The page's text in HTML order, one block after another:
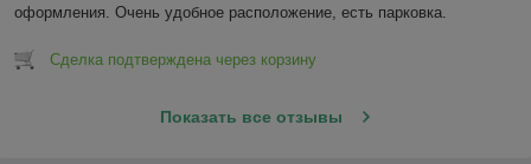
оформления. Очень удобное расположение, есть парковка.
Сделка подтверждена через корзину
Показать все отзывы